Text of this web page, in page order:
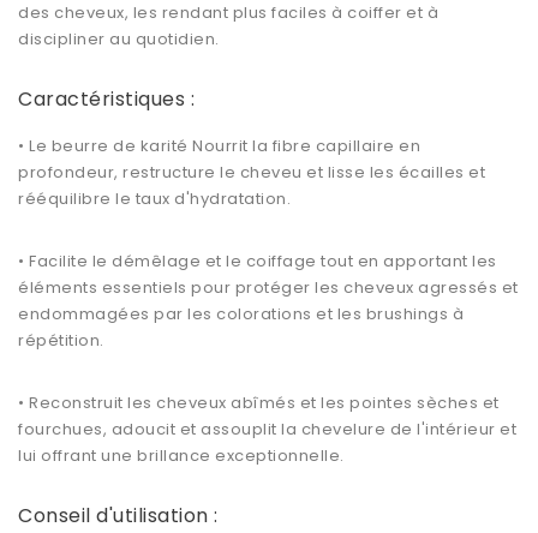
des cheveux, les rendant plus faciles à coiffer et à
discipliner au quotidien.
Caractéristiques :
• Le beurre de karité Nourrit la fibre capillaire en
profondeur, restructure le cheveu et lisse les écailles et
rééquilibre le taux d'hydratation.
• Facilite le démêlage et le coiffage tout en apportant les
éléments essentiels pour protéger les cheveux agressés et
endommagées par les colorations et les brushings à
répétition.
• Reconstruit les cheveux abîmés et les pointes sèches et
fourchues, adoucit et assouplit la chevelure de l'intérieur et
lui offrant une brillance exceptionnelle.
Conseil d'utilisation :